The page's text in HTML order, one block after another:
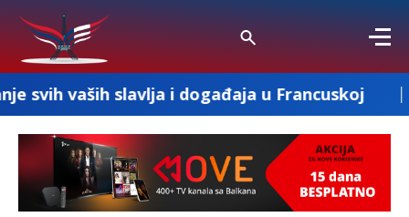
slavlja i događaja u Francuskoj KOMBI